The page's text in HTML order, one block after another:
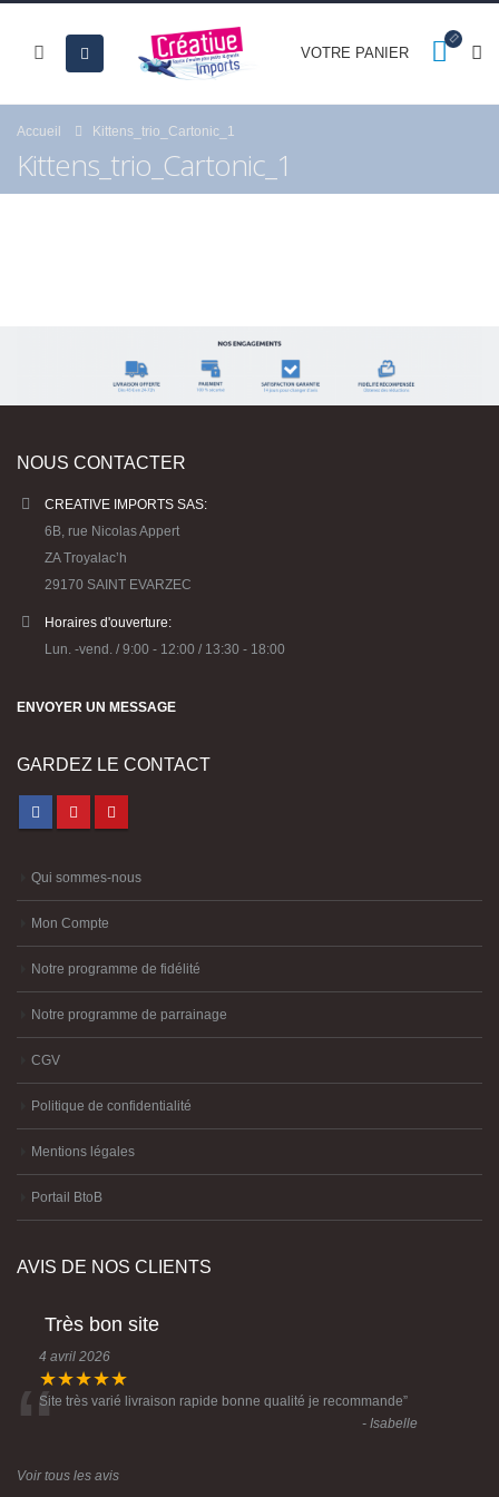
VOTRE PANIER
Accueil Kittens_trio_Cartonic_1
Kittens_trio_Cartonic_1
NOUS CONTACTER
CREATIVE IMPORTS SAS:
6B, rue Nicolas Appert
ZA Troyalac’h
29170 SAINT EVARZEC
Horaires d'ouverture:
Lun. -vend. / 9:00 - 12:00 / 13:30 - 18:00
ENVOYER UN MESSAGE
GARDEZ LE CONTACT
Qui sommes-nous
Mon Compte
Notre programme de fidélité
Notre programme de parrainage
CGV
Politique de confidentialité
Mentions légales
Portail BtoB
AVIS DE NOS CLIENTS
Très bon site
4 avril 2026
★★★★★
“Site très varié livraison rapide bonne qualité je recommande”
- Isabelle
Voir tous les avis